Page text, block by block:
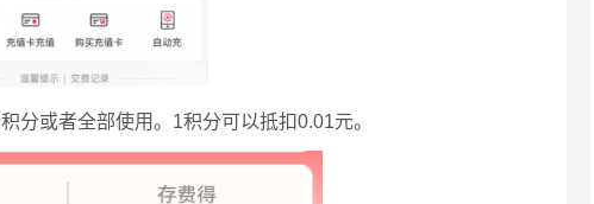
分或者全部使用。1积分可以抵扣0.01元。